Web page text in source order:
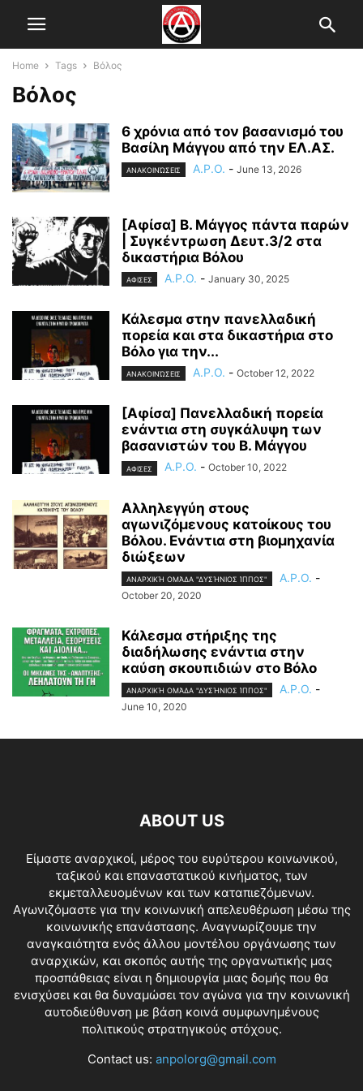
Home Tags Βόλος
Βόλος
6 χρόνια από τον βασανισμό του
Βασίλη Μάγγου από την ΕΛ.ΑΣ.
ΑΝΑΚΟΙΝΏΣΕΙΣ A.P.O. - June 13, 2026
[Αφίσα] Β. Μάγγος πάντα παρών
| Συγκέντρωση Δευτ.3/2 στα
δικαστήρια Βόλου
ΑΦΙΣΕΣ A.P.O. - January 30, 2025
Κάλεσμα στην πανελλαδική
πορεία και στα δικαστήρια στο
Βόλο για την...
ΑΝΑΚΟΙΝΏΣΕΙΣ A.P.O. - October 12, 2022
[Αφίσα] Πανελλαδική πορεία
ενάντια στη συγκάλυψη των
βασανιστών του Β. Μάγγου
ΑΦΙΣΕΣ A.P.O. - October 10, 2022
Αλληλεγγύη στους
αγωνιζόμενους κατοίκους του
Βόλου. Ενάντια στη βιομηχανία
διώξεων
ΑΝΑΡΧΙΚΉ ΟΜΆΔΑ "ΔΥΣΉΝΙΟΣ ΊΠΠΟΣ" A.P.O. -
October 20, 2020
Κάλεσμα στήριξης της
διαδήλωσης ενάντια στην
καύση σκουπιδιών στο Βόλο
ΑΝΑΡΧΙΚΉ ΟΜΆΔΑ "ΔΥΣΉΝΙΟΣ ΊΠΠΟΣ" A.P.O. -
June 10, 2020
ABOUT US
Είμαστε αναρχικοί, μέρος του ευρύτερου κοινωνικού,
ταξικού και επαναστατικού κινήματος, των
εκμεταλλευομένων και των καταπιεζόμενων.
Αγωνιζόμαστε για την κοινωνική απελευθέρωση μέσω της
κοινωνικής επανάστασης. Αναγνωρίζουμε την
αναγκαιότητα ενός άλλου μοντέλου οργάνωσης των
αναρχικών, και σκοπός αυτής της οργανωτικής μας
προσπάθειας είναι η δημιουργία μιας δομής που θα
ενισχύσει και θα δυναμώσει τον αγώνα για την κοινωνική
αυτοδιεύθυνση με βάση κοινά συμφωνημένους
πολιτικούς στρατηγικούς στόχους.
Contact us: anpolorg@gmail.com